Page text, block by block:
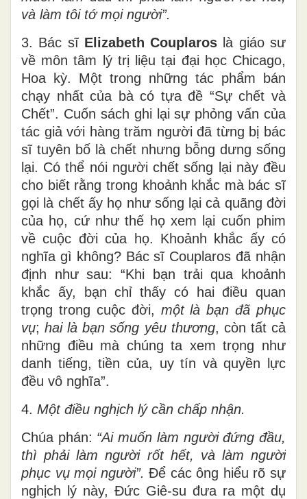
và làm tôi tớ mọi người”.
3. Bác sĩ Elizabeth Couplaros là giáo sư
về môn tâm lý trị liệu tại đại học Chicago,
Hoa kỳ. Một trong những tác phẩm bán
chạy nhất của bà có tựa đề “Sự chết và
Chết”. Cuốn sách ghi lại sự phỏng vấn của
tác giả với hàng trăm người đã từng bị bác
sĩ tuyên bố là chết nhưng bỗng dưng sống
lại. Có thể nói người chết sống lại này đều
cho biết rằng trong khoảnh khắc mà bác sĩ
gọi là chết ấy họ như sống lại cả quãng đời
của họ, cứ như thế họ xem lại cuốn phim
về cuộc đời của họ. Khoảnh khắc ấy có
nghĩa gì không? Bác sĩ Couplaros đã nhận
định như sau: “Khi bạn trải qua khoảnh
khắc ấy, bạn chỉ thấy có hai điều quan
trọng trong cuộc đời, một là bạn đã phục
vụ;hai là bạn sống yêu thương, còn tất cả
những điều mà chúng ta xem trọng như
danh tiếng, tiền của, uy tín và quyền lực
đều vô nghĩa”.
4. Một điều nghịch lý cần chấp nhận.
Chúa phán: “Ai muốn làm người đứng đầu,
thì phải làm người rốt hết, và làm người
phục vụ mọi người”. Để các ông hiểu rõ sự
nghịch lý này, Đức Giê-su đưa ra một dụ